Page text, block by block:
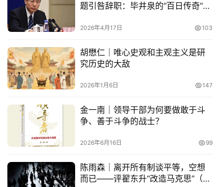
题引咎辞职：毕井泉的“百日传奇”与
2026年4月17日 103
胡懋仁｜唯心史观和主观主义是研
究历史的大敌
2026年1月6日 147
金一南｜领导干部为何要做敢于斗
争、善于斗争的战士？
2026年6月16日 99
陈雨森｜离开所有制谈平等，空想
而已——评翟东升“改造马克思”（之